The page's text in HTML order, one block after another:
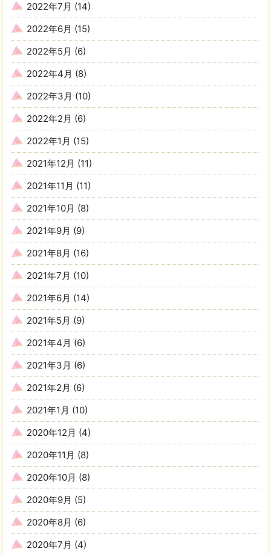
2022年7月 (14)
2022年6月 (15)
2022年5月 (6)
2022年4月 (8)
2022年3月 (10)
2022年2月 (6)
2022年1月 (15)
2021年12月 (11)
2021年11月 (11)
2021年10月 (8)
2021年9月 (9)
2021年8月 (16)
2021年7月 (10)
2021年6月 (14)
2021年5月 (9)
2021年4月 (6)
2021年3月 (6)
2021年2月 (6)
2021年1月 (10)
2020年12月 (4)
2020年11月 (8)
2020年10月 (8)
2020年9月 (5)
2020年8月 (6)
2020年7月 (4)